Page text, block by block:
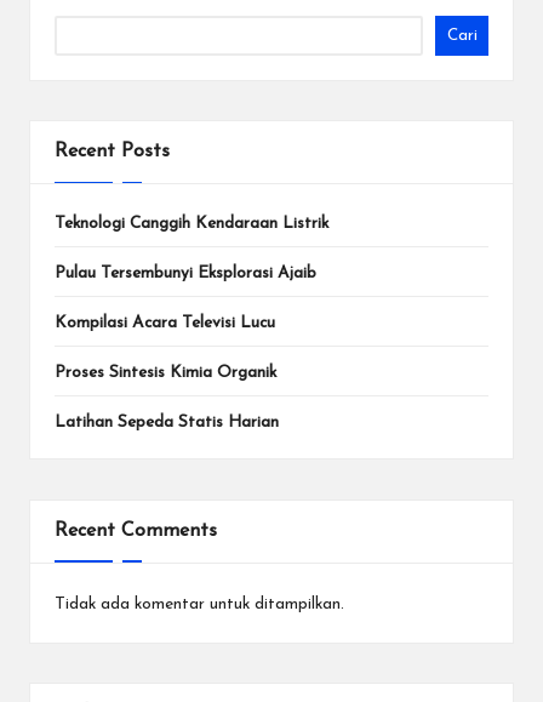
Cari
Recent Posts
Teknologi Canggih Kendaraan Listrik
Pulau Tersembunyi Eksplorasi Ajaib
Kompilasi Acara Televisi Lucu
Proses Sintesis Kimia Organik
Latihan Sepeda Statis Harian
Recent Comments
Tidak ada komentar untuk ditampilkan.